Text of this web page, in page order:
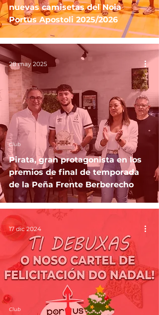
nuevas camisetas del Noia
Portus Apostoli 2025/2026
Pirata, gran protagonista en los
premios de final de temporada
de la Peña Frente Berberecho
Club
28 may 2025
Club
17 dic 2024